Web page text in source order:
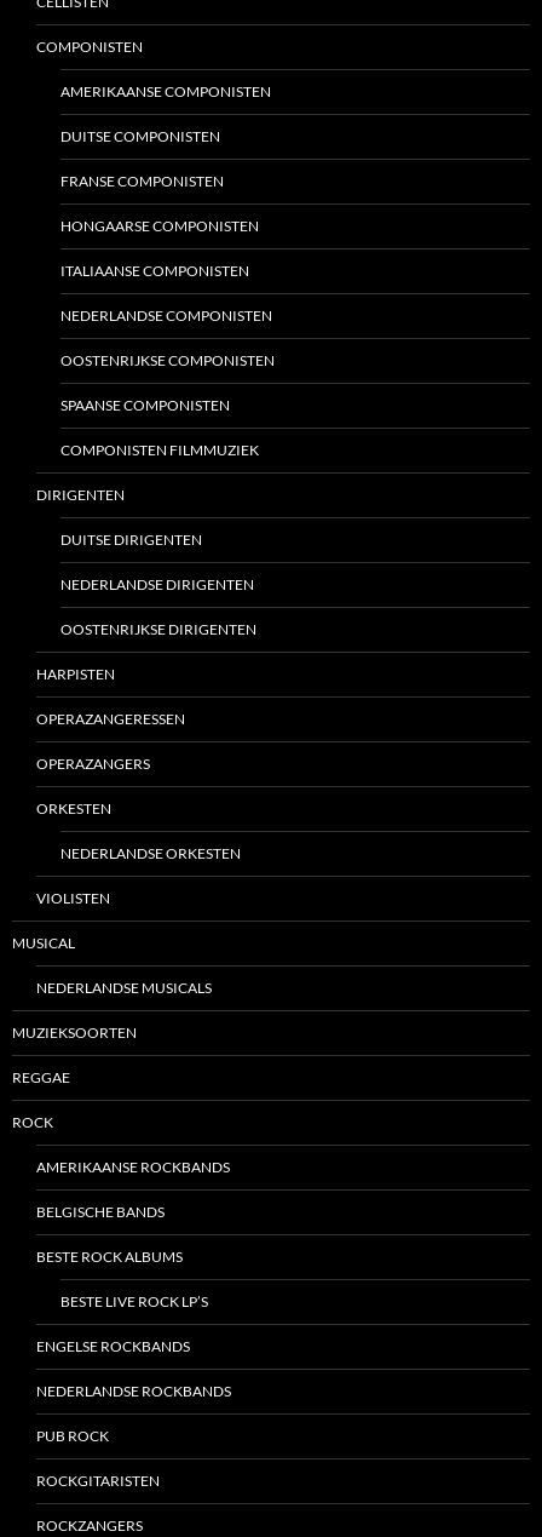
COMPONISTEN
AMERIKAANSE COMPONISTEN
DUITSE COMPONISTEN
FRANSE COMPONISTEN
HONGAARSE COMPONISTEN
ITALIAANSE COMPONISTEN
NEDERLANDSE COMPONISTEN
OOSTENRIJKSE COMPONISTEN
SPAANSE COMPONISTEN
COMPONISTEN FILMMUZIEK
DIRIGENTEN
DUITSE DIRIGENTEN
NEDERLANDSE DIRIGENTEN
OOSTENRIJKSE DIRIGENTEN
HARPISTEN
OPERAZANGERESSEN
OPERAZANGERS
ORKESTEN
NEDERLANDSE ORKESTEN
VIOLISTEN
MUSICAL
NEDERLANDSE MUSICALS
MUZIEKSOORTEN
REGGAE
ROCK
AMERIKAANSE ROCKBANDS
BELGISCHE BANDS
BESTE ROCK ALBUMS
BESTE LIVE ROCK LP’S
ENGELSE ROCKBANDS
NEDERLANDSE ROCKBANDS
PUB ROCK
ROCKGITARISTEN
ROCKZANGERS